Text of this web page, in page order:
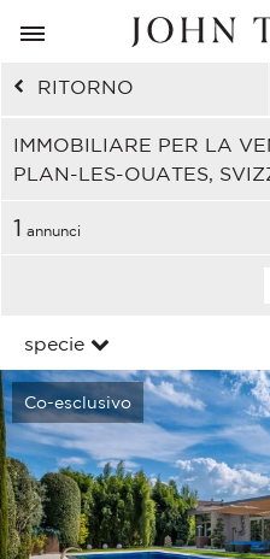
RITORNO
IMMOBILIARE PER LA
PLAN-LES-OUATES,
1 annunci
specie
Co-esclusivo